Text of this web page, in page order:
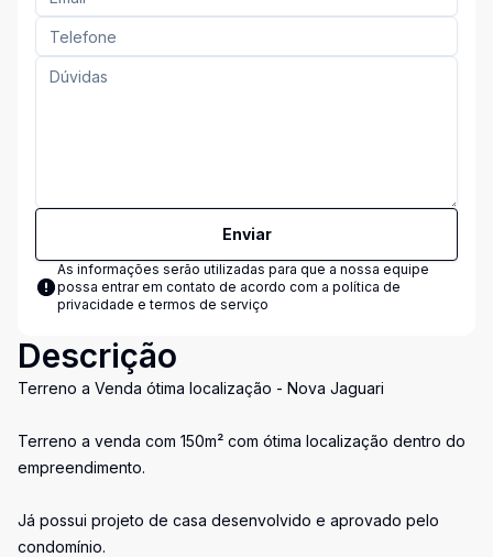
Enviar
As informações serão utilizadas para que a nossa equipe
possa entrar em contato de acordo com a política de
privacidade e termos de serviço
Descrição
Terreno a Venda ótima localização - Nova Jaguari
Terreno a venda com 150m² com ótima localização dentro do
empreendimento.
Já possui projeto de casa desenvolvido e aprovado pelo
condomínio.